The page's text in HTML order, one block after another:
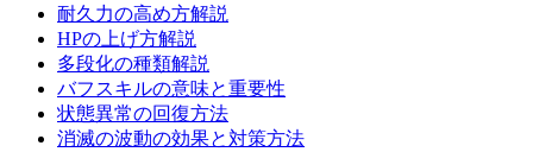
耐久力の高め方解説
HPの上げ方解説
多段化の種類解説
バフスキルの意味と重要性
状態異常の回復方法
消滅の波動の効果と対策方法